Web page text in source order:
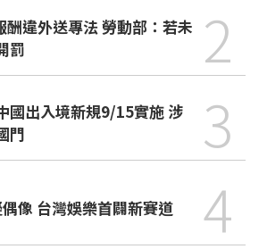
違外送專法 勞動部：若未
罰
2
國出入境新規9/15實施 涉
門
3
像 台灣娛樂首闢新賽道 4